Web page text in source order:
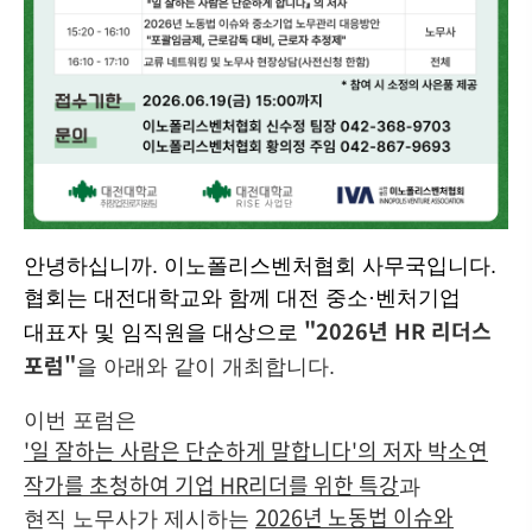
안녕하십니까. 이노폴리스벤처협회 사무국입니다.
협회는 대전대학교와 함께 대전 중소·벤처기업
대표자 및 임직원을 대상으로 "2026년 HR 리더스
포럼"을 아래와 같이 개최합니다.
이번 포럼은
'일 잘하는 사람은 단순하게 말합니다'의 저자 박소연
작가를 초청하여 기업 HR리더를 위한 특강과
현직 노무사가 제시하는 2026년 노동법 이슈와